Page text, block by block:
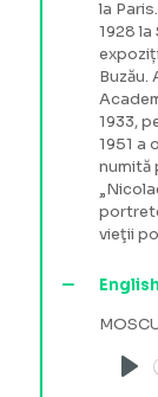
la
1928
Buzău.
1933,
1951 a
numită
vieţii
English